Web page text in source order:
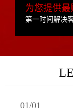
为您提供
第一时间解决
01/01